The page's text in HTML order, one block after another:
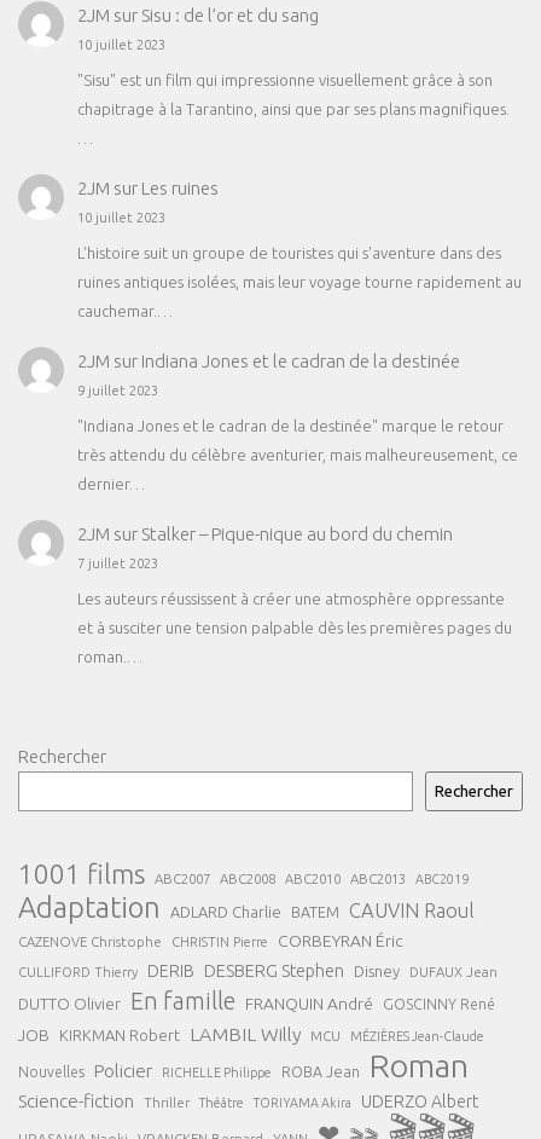
2JM sur Sisu : de l’or et du sang
10 juillet 2023
"Sisu" est un film qui impressionne visuellement grâce à son
chapitrage à la Tarantino, ainsi que par ses plans magnifiques.
2JM sur Les ruines
10 juillet 2023
L'histoire suit un groupe de touristes qui s'aventure dans des
ruines antiques isolées, mais leur voyage tourne rapidement au
cauchemar.…
2JM sur Indiana Jones et le cadran de la destinée
9 juillet 2023
"Indiana Jones et le cadran de la destinée" marque le retour
très attendu du célèbre aventurier, mais malheureusement, ce
dernier…
2JM sur Stalker – Pique-nique au bord du chemin
7 juillet 2023
Les auteurs réussissent à créer une atmosphère oppressante
et à susciter une tension palpable dès les premières pages du
roman.…
Rechercher
Rechercher
1001 films ABC2007 ABC2008 ABC2010 ABC2013 ABC2019
Adaptation ADLARD Charlie BATEM CAUVIN Raoul
CAZENOVE Christophe CHRISTIN Pierre CORBEYRAN Éric
CULLIFORD Thierry DERIB DESBERG Stephen Disney DUFAUX Jean
DUTTO Olivier En famille FRANQUIN André GOSCINNY René
JOB KIRKMAN Robert LAMBIL Willy MCU MÉZIÈRES Jean-Claude
Nouvelles Policier RICHELLE Philippe ROBA Jean Roman
Science-fiction Thriller Théâtre TORIYAMA Akira UDERZO Albert
🎬🎬🎬